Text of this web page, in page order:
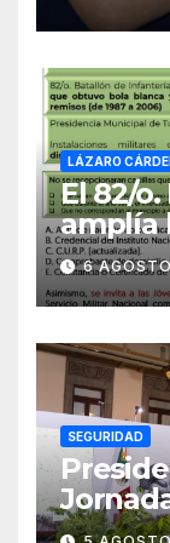
LÁZARO
El 82/
amplía
Catilla
6
SEGURIDAD